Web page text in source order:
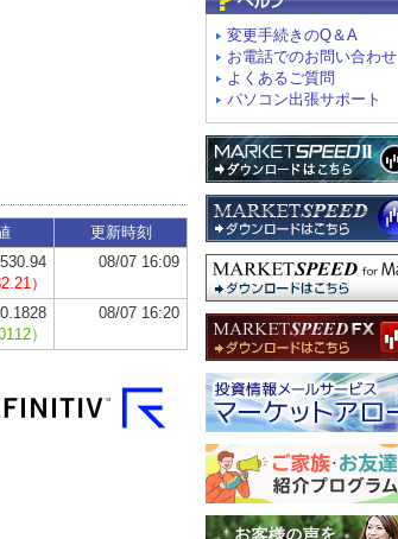
変更手続きのQ＆A
お電話でのお問い合わせ
よくあるご質問
パソコン出張サポート